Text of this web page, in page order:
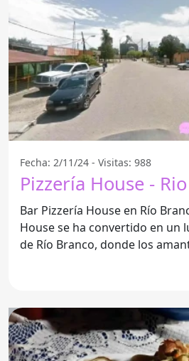
Fecha: 2/11/24 - Visitas: 988
Pizzería House -
Bar Pizzería House en Río Branco La Bar
House se ha convertido en un
de Río Branco, donde los